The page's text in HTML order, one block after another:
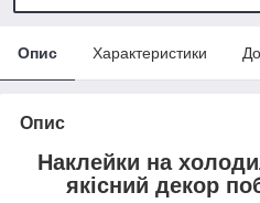
Опис Характеристики
Опис
Наклейки на
якісний декор